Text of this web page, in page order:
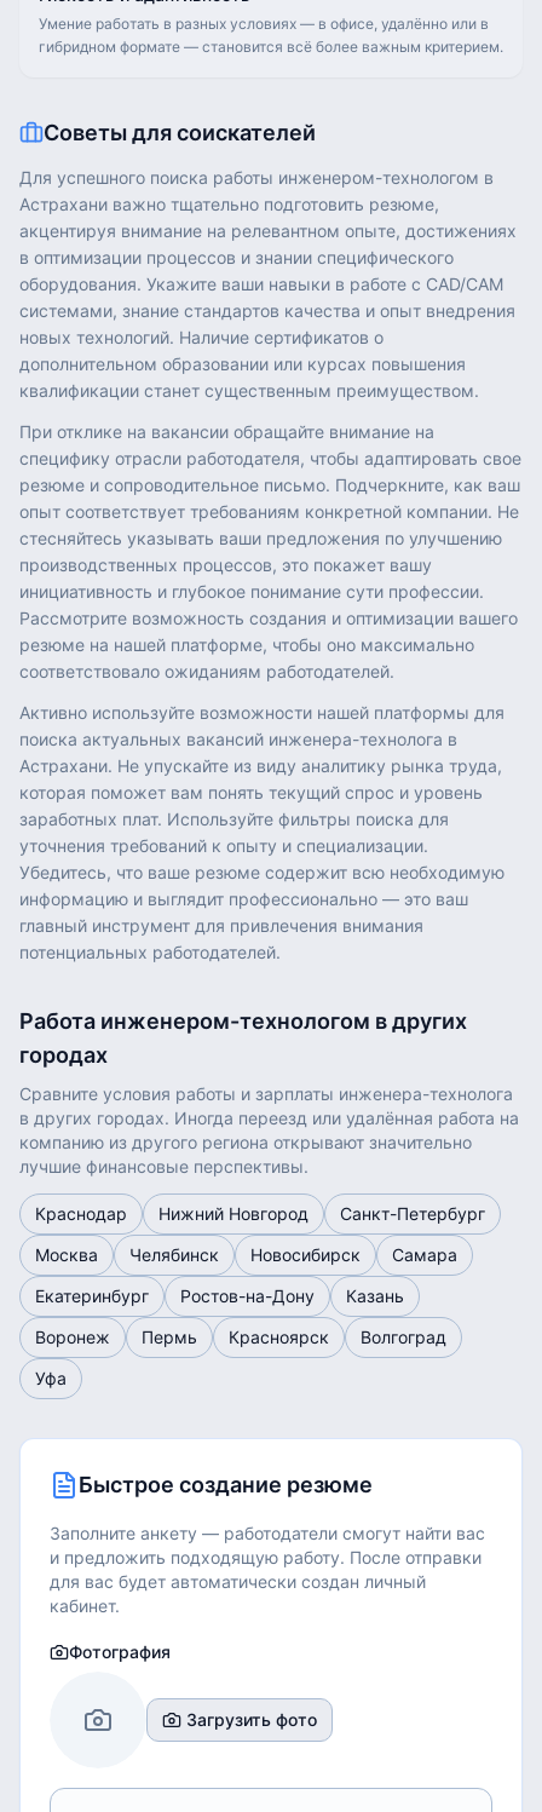
Умение работать в разных условиях — в офисе, удалённо или в
гибридном формате — становится всё более важным критерием.
Советы для соискателей
Для успешного поиска работы инженером-технологом в
Астрахани важно тщательно подготовить резюме,
акцентируя внимание на релевантном опыте, достижениях
в оптимизации процессов и знании специфического
оборудования. Укажите ваши навыки в работе с CAD/CAM
системами, знание стандартов качества и опыт внедрения
новых технологий. Наличие сертификатов о
дополнительном образовании или курсах повышения
квалификации станет существенным преимуществом.
При отклике на вакансии обращайте внимание на
специфику отрасли работодателя, чтобы адаптировать свое
резюме и сопроводительное письмо. Подчеркните, как ваш
опыт соответствует требованиям конкретной компании. Не
стесняйтесь указывать ваши предложения по улучшению
производственных процессов, это покажет вашу
инициативность и глубокое понимание сути профессии.
Рассмотрите возможность создания и оптимизации вашего
резюме на нашей платформе, чтобы оно максимально
соответствовало ожиданиям работодателей.
Активно используйте возможности нашей платформы для
поиска актуальных вакансий инженера-технолога в
Астрахани. Не упускайте из виду аналитику рынка труда,
которая поможет вам понять текущий спрос и уровень
заработных плат. Используйте фильтры поиска для
уточнения требований к опыту и специализации.
Убедитесь, что ваше резюме содержит всю необходимую
информацию и выглядит профессионально — это ваш
главный инструмент для привлечения внимания
потенциальных работодателей.
Работа инженером-технологом в других
городах
Сравните условия работы и зарплаты инженера-технолога
в других городах. Иногда переезд или удалённая работа на
компанию из другого региона открывают значительно
лучшие финансовые перспективы.
Краснодар Нижний Новгород
Санкт-Петербург
Москва
Челябинск Новосибирск
Самара
Екатеринбург
Ростов-на-Дону
Казань
Воронеж
Пермь Красноярск
Волгоград
Уфа
Быстрое создание резюме
Заполните анкету — работодатели смогут найти вас
и предложить подходящую работу. После отправки
для вас будет автоматически создан личный
кабинет.
Фотография
Загрузить фото